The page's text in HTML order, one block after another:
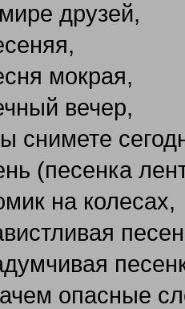
друзей,
мокрая,
вечер,
снимете
(песенка
на колесах,
опасные